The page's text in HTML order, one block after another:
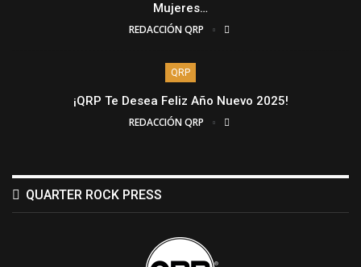
Mujeres…
REDACCIÓN QRP
QRP
¡QRP Te Desea Feliz Año Nuevo 2025!
REDACCIÓN QRP
QUARTER ROCK PRESS